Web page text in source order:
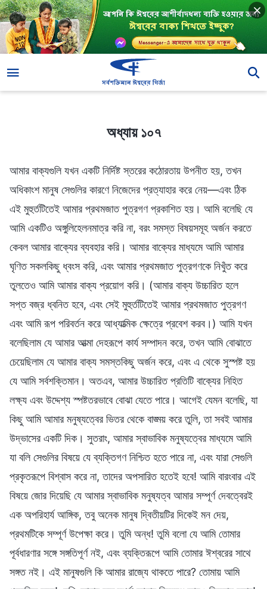
অধ্যায় ১০৭
আমার বাক্যগুলি যখন একটি নির্দিষ্ট স্তরের কঠোরতায় উপনীত হয়, তখন
অধিকাংশ মানুষ সেগুলির কারণে নিজেদের প্রত্যাহার করে নেয়—এবং ঠিক
এই মুহুর্তটিতেই আমার প্রথমজাত পুত্রগণ প্রকাশিত হয়। আমি বলেছি যে
আমি একটিও অঙ্গুলিহেলনমাত্র করি না, বরং সমস্ত বিষয়সমূহ অর্জন করতে
কেবল আমার বাক্যের ব্যবহার করি। আমার বাক্যের মাধ্যমে আমি আমার
ঘৃণিত সকলকিছু ধ্বংস করি, এবং আমার প্রথমজাত পুত্রগণকে নিখুঁত করে
তুলতেও আমি আমার বাক্য প্রয়োগ করি। (আমার বাক্য উচ্চারিত হলে
সপ্ত বজ্র ধ্বনিত হবে, এবং সেই মুহুর্তটিতেই আমার প্রথমজাত পুত্রগণ
এবং আমি রূপ পরিবর্তন করে আধ্যাত্মিক ক্ষেত্রে প্রবেশ করব।) আমি যখন
বলেছিলাম যে আমার আত্মা দেহরূপে কার্য সম্পাদন করে, তখন আমি বোঝাতে
চেয়েছিলাম যে আমার বাক্য সমস্তকিছু অর্জন করে, এবং এ থেকে সুস্পষ্ট হয়
যে আমি সর্বশক্তিমান। অতএব, আমার উচ্চারিত প্রতিটি বাক্যের নিহিত
লক্ষ্য এবং উদ্দেশ্য স্পষ্টতরভাবে বোঝা যেতে পারে। আগেই যেমন বলেছি, যা
কিছু আমি আমার মনুষ্যত্বের ভিতর থেকে বাঙ্ময় করে তুলি, তা সবই আমার
উদ্ভাসের একটি দিক। সুতরাং, আমার স্বাভাবিক মনুষ্যত্বের মাধ্যমে আমি
যা বলি সেগুলির বিষয়ে যে ব্যক্তিগণ নিশ্চিত হতে পারে না, এবং যারা সেগুলি
প্রকৃতরূপে বিশ্বাস করে না, তাদের অপসারিত হতেই হবে! আমি বারংবার এই
বিষয়ে জোর দিয়েছি যে আমার স্বাভাবিক মনুষ্যত্ব আমার সম্পূর্ণ দেবত্বেরই
এক অপরিহার্য আঙ্গিক, তবু অনেক মানুষ দ্বিতীয়টির দিকেই মন দেয়,
প্রথমটিকে সম্পূর্ণ উপেক্ষা করে। তুমি অন্ধ! তুমি বলো যে আমি তোমার
পূর্বধারণার সঙ্গে সঙ্গতিপূর্ণ নই, এবং ব্যক্তিরূপে আমি তোমার ঈশ্বরের সাথে
সঙ্গত নই। এই মানুষগুলি কি আমার রাজ্যে থাকতে পারে? তোমায় আমি